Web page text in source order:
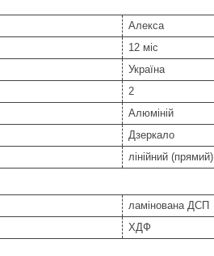
Алекса
12 міс
Україна
2
Алюміній
Дзеркало
лінійний (прямий)
ламінована ДСП
ХДФ